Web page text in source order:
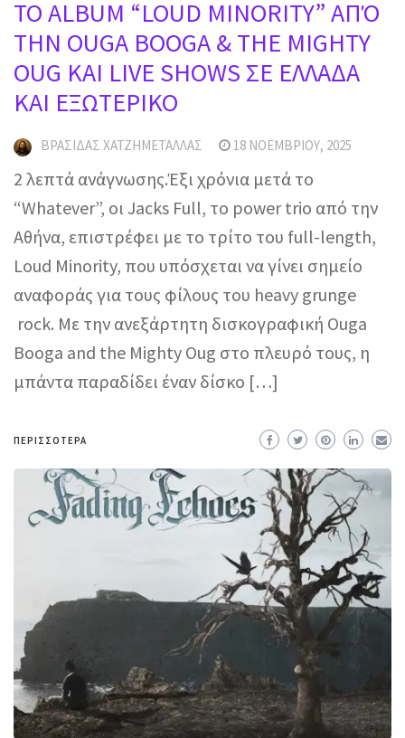
ΤΟ ALBUM “LOUD MINORITY” ΑΠΌ
ΤΗΝ OUGA BOOGA & THE MIGHTY
OUG ΚΑΙ LIVE SHOWS ΣΕ ΕΛΛΑΔΑ
ΚΑΙ ΕΞΩΤΕΡΙΚΟ
ΒΡΑΣΊΔΑΣ ΧΑΤΖΗΜΕΤΑΛΛΆΣ 18 ΝΟΕΜΒΡΊΟΥ, 2025
2 λεπτά ανάγνωσης.Έξι χρόνια μετά το
“Whatever”, οι Jacks Full, το power trio από την
Αθήνα, επιστρέφει με το τρίτο του full-length,
Loud Minority, που υπόσχεται να γίνει σημείο
αναφοράς για τους φίλους του heavy grunge
rock. Με την ανεξάρτητη δισκογραφική Ouga
Booga and the Mighty Oug στο πλευρό τους, η
μπάντα παραδίδει έναν δίσκο […]
ΠΕΡΙΣΣΌΤΕΡΑ